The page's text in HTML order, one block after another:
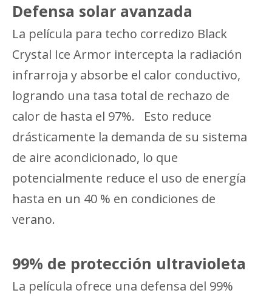
Defensa solar avanzada
La película para techo corredizo Black
Crystal Ice Armor intercepta la radiación
infrarroja y absorbe el calor conductivo,
logrando una tasa total de rechazo de
calor de hasta el 97%. Esto reduce
drásticamente la demanda de su sistema
de aire acondicionado, lo que
potencialmente reduce el uso de energía
hasta en un 40 % en condiciones de
verano.
99% de protección ultravioleta
La película ofrece una defensa del 99%